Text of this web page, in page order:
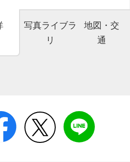
写真ライブラ
リ
地図・交
通